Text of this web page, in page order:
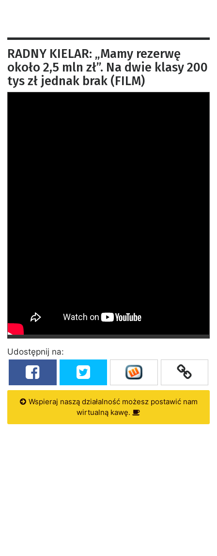
RADNY KIELAR: „Mamy rezerwę
około 2,5 mln zł”. Na dwie klasy 200
tys zł jednak brak (FILM)
Udostępnij na:
Wspieraj naszą działalność możesz postawić nam
wirtualną kawę.